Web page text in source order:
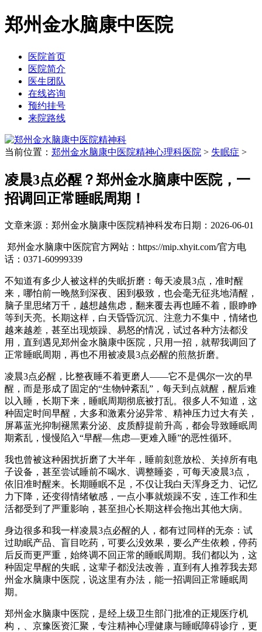
郑州金水脑康中医院
医院首页
医院简介
医生团队
在线咨询
预约挂号
来院路线
当前位置： 郑州金水脑康中医院精神心理科医院 > 失眠症 >
凌晨3点必醒？郑州金水脑康中医院，一
招调回正常睡眠周期！
文章来源：郑州金水脑康中医院精神科发布日期：2026-06-01
郑州金水脑康中医院官方网站：https://mip.xhyit.com/官方电
话：0371-60999339
不知道有多少人被这样的失眠折磨：每天凌晨3点，准时醒
来，哪怕前一晚熬到深夜、困到极致，也会毫无征兆地清醒，
脑子里思绪万千，越想越焦虑，翻来覆去再也睡不着，眼睁睁
等到天亮。长期这样，白天昏昏沉沉、注意力不集中，情绪也
越来越差，甚至出现烦躁、易怒的情况，试过各种方法都没
用，直到遇见郑州金水脑康中医院，只用一招，就帮我调回了
正常睡眠周期，再也不用被凌晨3点必醒的煎熬折磨。
凌晨3点必醒，比整夜睡不着更磨人——它不是偶尔一次的早
醒，而是形成了固定的“生物钟紊乱”，每天到点就醒，醒后难
以入睡，长期下来，睡眠周期彻底被打乱。很多人不知道，这
种固定时间早醒，大多和激素分泌异常、精神压力过大有关，
屏幕蓝光抑制褪黑素分泌、皮质醇提前升高，都会导致睡眠周
期紊乱，慢慢陷入“早醒—焦虑—更难入睡”的恶性循环。
我也曾被这种困扰折磨了大半年，睡前刻意放松、关掉所有电
子设备，甚至尝试睡前不喝水、调整睡姿，可每天凌晨3点，
依旧准时醒来。长期睡眠不足，不仅让我白天浑身乏力、记忆
力下降，还变得情绪敏感，一点小事就烦躁不安，连工作和生
活都受到了严重影响，甚至担心长期这样会拖出其他大病。
身边很多和我一样凌晨3点必醒的人，都有过同样的无奈：试
过助眠产品、盲目吃药，可要么没效果，要么产生依赖，停药
后反而更严重，始终调不回正常的睡眠周期。我们都以为，这
种固定早醒的失眠，这辈子都没法改善，直到有人推荐我去郑
州金水脑康中医院，说这里有办法，能一招调回正常睡眠周
期。
郑州金水脑康中医院，是经上级卫生部门批准的正规医疗机
构，、京豫医资汇聚，专注精神心理健康与睡眠障碍诊疗，更